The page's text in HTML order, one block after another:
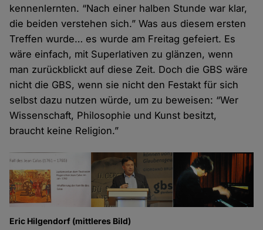
kennenlernten. “Nach einer halben Stunde war klar,
die beiden verstehen sich.” Was aus diesem ersten
Treffen wurde… es wurde am Freitag gefeiert. Es
wäre einfach, mit Superlativen zu glänzen, wenn
man zurückblickt auf diese Zeit. Doch die GBS wäre
nicht die GBS, wenn sie nicht den Festakt für sich
selbst dazu nutzen würde, um zu beweisen: “Wer
Wissenschaft, Philosophie und Kunst besitzt,
braucht keine Religion.”
Eric Hilgendorf (mittleres Bild)